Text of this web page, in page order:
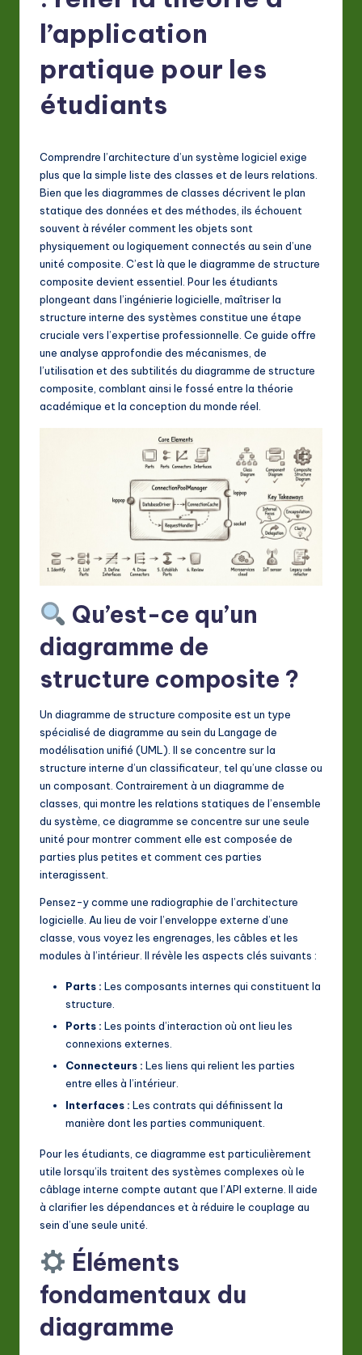
L
in
A
&
In
ti
o
l’application
pratique pour les
étudiants
Comprendre l’architecture d’un système logiciel exige
plus que la simple liste des classes et de leurs relations.
Bien que les diagrammes de classes décrivent le plan
statique des données et des méthodes, ils échouent
souvent à révéler comment les objets sont
physiquement ou logiquement connectés au sein d’une
unité composite. C’est là que le diagramme de structure
composite devient essentiel. Pour les étudiants
plongeant dans l’ingénierie logicielle, maîtriser la
structure interne des systèmes constitue une étape
cruciale vers l’expertise professionnelle. Ce guide offre
une analyse approfondie des mécanismes, de
l’utilisation et des subtilités du diagramme de structure
composite, comblant ainsi le fossé entre la théorie
académique et la conception du monde réel.
Qu’est-ce qu’un
diagramme de
structure composite ?
Un diagramme de structure composite est un type
spécialisé de diagramme au sein du Langage de
modélisation unifié (UML). Il se concentre sur la
structure interne d’un classificateur, tel qu’une classe ou
un composant. Contrairement à un diagramme de
classes, qui montre les relations statiques de l’ensemble
du système, ce diagramme se concentre sur une seule
unité pour montrer comment elle est composée de
parties plus petites et comment ces parties
interagissent.
Pensez-y comme une radiographie de l’architecture
logicielle. Au lieu de voir l’enveloppe externe d’une
classe, vous voyez les engrenages, les câbles et les
modules à l’intérieur. Il révèle les aspects clés suivants :
Parts : Les composants internes qui constituent la
structure.
Ports : Les points d’interaction où ont lieu les
connexions externes.
Connecteurs : Les liens qui relient les parties
entre elles à l’intérieur.
Interfaces : Les contrats qui définissent la
manière dont les parties communiquent.
Pour les étudiants, ce diagramme est particulièrement
utile lorsqu’ils traitent des systèmes complexes où le
câblage interne compte autant que l’API externe. Il aide
à clarifier les dépendances et à réduire le couplage au
sein d’une seule unité.
Éléments
fondamentaux du
diagramme